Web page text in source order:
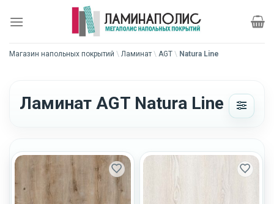
Магазин напольных покрытий \ Ламинат \ AGT \ Natura Line
Ламинат AGT Natura Line